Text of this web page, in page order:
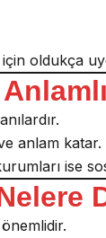
oldukça
anlam katar.
ise